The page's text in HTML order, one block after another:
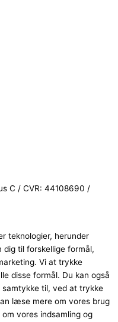
C / CVR: 44108690 /
teknologier, herunder
dig til forskellige formål,
Vi at trykke
disse formål. Du kan også
til, ved at trykke
læse mere om vores brug
vores indsamling og